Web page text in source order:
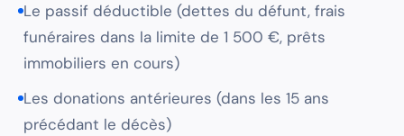
Le passif déductible (dettes du défunt, frais
funéraires dans la limite de 1 500 €, prêts
immobiliers en cours)
Les donations antérieures (dans les 15 ans
précédant le décès)